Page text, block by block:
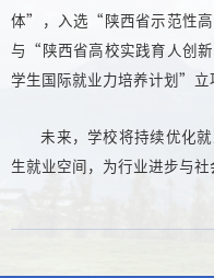
体”，入选“陕西省示范性高
与“陕西省高校实践育人创
学生国际就业力培养计划”立
未来，学校将持续优化
生就业空间，为行业进步与社